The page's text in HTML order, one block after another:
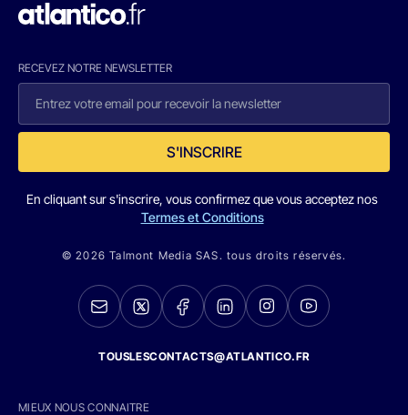
RECEVEZ NOTRE NEWSLETTER
S'INSCRIRE
En cliquant sur s'inscrire, vous confirmez que vous acceptez nos
Termes et Conditions
© 2026 Talmont Media SAS. tous droits réservés.
TOUSLESCONTACTS@ATLANTICO.FR
MIEUX NOUS CONNAITRE